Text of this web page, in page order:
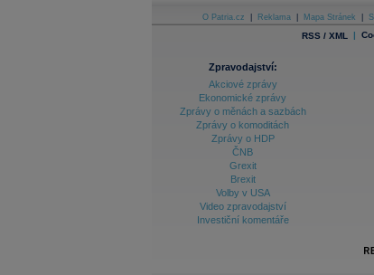
O Patria.cz Reklama Mapa Stránek
RSS / XML |
Zpravodajství:
Akciové zprávy
Ekonomické zprávy
Zprávy o měnách a sazbách
Zprávy o komoditách
Zprávy o HDP
ČNB
Grexit
Brexit
Volby v USA
Video zpravodajství
Investiční komentáře